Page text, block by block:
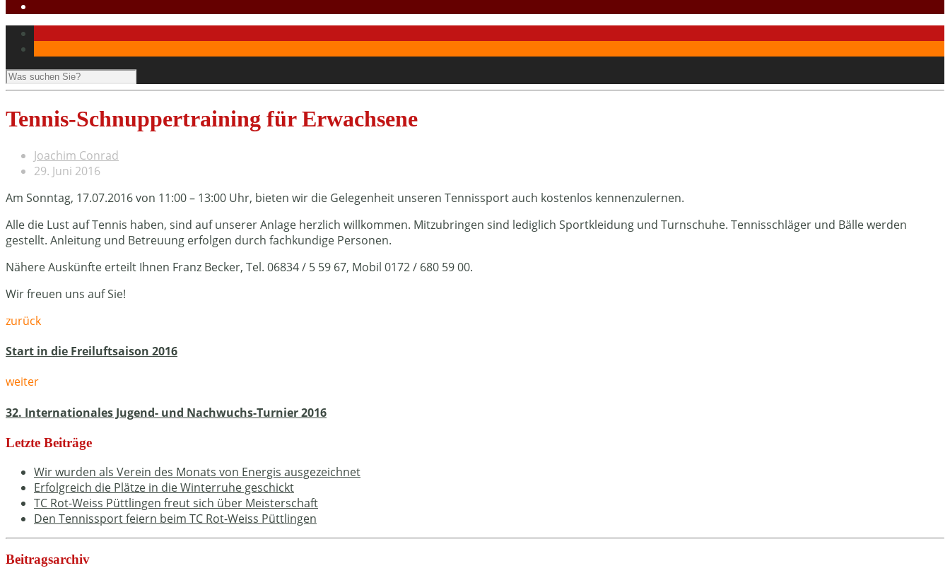
Tennis-Schnuppertraining für Erwachsene
Joachim Conrad
29. Juni 2016
Am Sonntag, 17.07.2016 von 11:00 – 13:00 Uhr, bieten wir die Gelegenheit unseren Tennissport auch kostenlos kennenzulernen.
Alle die Lust auf Tennis haben, sind auf unserer Anlage herzlich willkommen. Mitzubringen sind lediglich Sportkleidung und Turnschuhe. Tennisschläger und Bälle werden
gestellt. Anleitung und Betreuung erfolgen durch fachkundige Personen.
Nähere Auskünfte erteilt Ihnen Franz Becker, Tel. 06834 / 5 59 67, Mobil 0172 / 680 59 00.
Wir freuen uns auf Sie!
zurück
Start in die Freiluftsaison 2016
weiter
32. Internationales Jugend- und Nachwuchs-Turnier 2016
Letzte Beiträge
Wir wurden als Verein des Monats von Energis ausgezeichnet
Erfolgreich die Plätze in die Winterruhe geschickt
TC Rot-Weiss Püttlingen freut sich über Meisterschaft
Den Tennissport feiern beim TC Rot-Weiss Püttlingen
Beitragsarchiv